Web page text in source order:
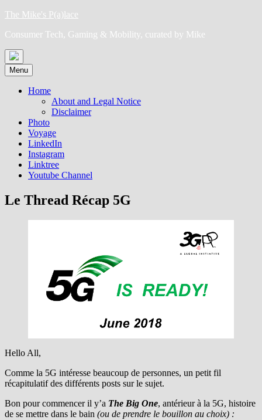
Skip
content
The Mike's P(a)lace
Consumer Tech, Gaming & Mobility, curated by Mike
Menu
Home
About and Legal Notice
Disclaimer
Photo
Voyage
LinkedIn
Instagram
Linktree
Youtube Channel
Le Thread Récap 5G
Hello All,
Comme la 5G intéresse beaucoup de personnes, un petit fil
récapitulatif des différents posts sur le sujet.
Bon pour commencer il y’a The Big One, antérieur à la 5G, histoire
de se mettre dans le bain (ou de prendre le bouillon au choix) :